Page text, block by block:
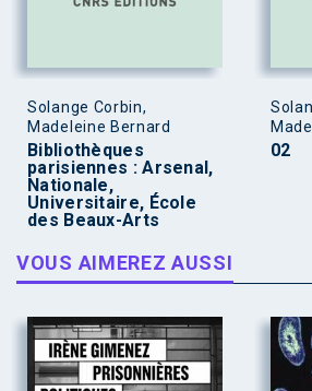
Solange Corbin,
Madeleine Bernard
Bibliothèques
parisiennes : Arsenal,
Nationale,
Universitaire, École
des Beaux-Arts
02
VOUS AIMEREZ AUSSI